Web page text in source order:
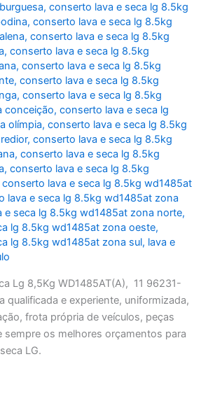
,conserto lava e seca lg 8.5kg
,conserto lava e seca lg 8.5kg
,conserto lava e seca lg 8.5kg
,conserto lava e seca lg 8.5kg
,conserto lava e seca lg 8.5kg
,conserto lava e seca lg 8.5kg
,conserto lava e seca lg 8.5kg
conceição,conserto lava e seca lg
olímpia,conserto lava e seca lg 8.5kg
,conserto lava e seca lg 8.5kg
,conserto lava e seca lg 8.5kg
,conserto lava e seca lg 8.5kg
conserto lava e seca lg 8.5kg wd1485at
lava e seca lg 8.5kg wd1485at zona
e seca lg 8.5kg wd1485at zona norte,
lg 8.5kg wd1485at zona oeste,
lg 8.5kg wd1485at zona sul, lava e
Lg 8,5Kg WD1485AT(A), 11 96231-
qualificada e experiente, uniformizada,
frota própria de veículos, peças
sempre os melhores orçamentos para
LG.